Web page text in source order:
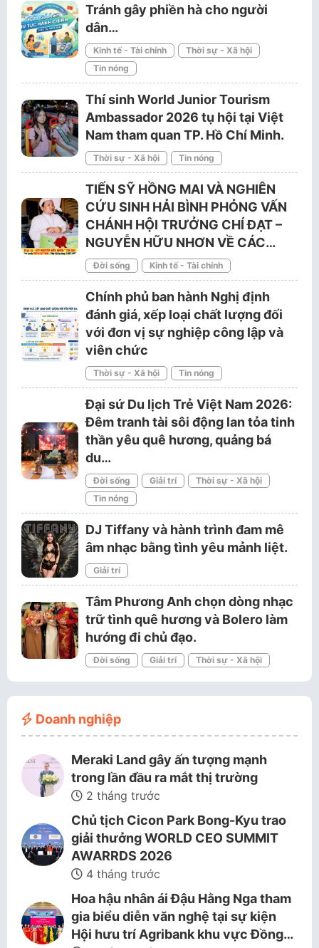
Tránh gây phiền hà cho người
dân…
Kinh tế - Tài chính
Thời sự - Xã hội
Tin nóng
Thí sinh World Junior Tourism
Ambassador 2026 tụ hội tại Việt
Nam tham quan TP. Hồ Chí Minh.
Thời sự - Xã hội Tin nóng
TIẾN SỸ HỒNG MAI VÀ NGHIÊN
CỨU SINH HẢI BÌNH PHỎNG VẤN
CHÁNH HỘI TRƯỞNG CHÍ ĐẠT –
NGUYỄN HỮU NHƠN VỀ CÁC…
Đời sống Kinh tế - Tài chính
Chính phủ ban hành Nghị định
đánh giá, xếp loại chất lượng đối
với đơn vị sự nghiệp công lập và
viên chức
Thời sự - Xã hội Tin nóng
Đại sứ Du lịch Trẻ Việt Nam 2026:
Đêm tranh tài sôi động lan tỏa tinh
thần yêu quê hương, quảng bá
du…
Đời sống Giải trí
Thời sự - Xã hội
Tin nóng
DJ Tiffany và hành trình đam mê
âm nhạc bằng tình yêu mảnh liệt.
Giải trí
Tâm Phương Anh chọn dòng nhạc
trữ tình quê hương và Bolero làm
hướng đi chủ đạo.
Đời sống Giải trí Thời sự - Xã hội
Doanh nghiệp
Meraki Land gây ấn tượng mạnh
trong lần đầu ra mắt thị trường
2 tháng trước
Chủ tịch Cicon Park Bong-Kyu trao
giải thưởng WORLD CEO SUMMIT
AWARRDS 2026
4 tháng trước
Hoa hậu nhân ái Đậu Hằng Nga tham
gia biểu diễn văn nghệ tại sự kiện
Hội hưu trí Agribank khu vực Đồng…